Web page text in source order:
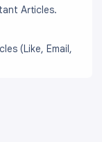
Articles.
(Like, Email,